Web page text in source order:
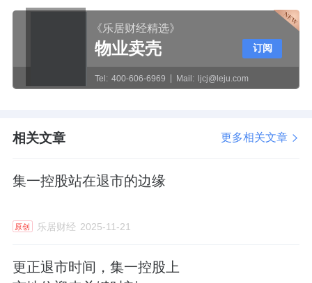
《乐居财经精选》
物业卖壳
Tel: 400-606-6969 Mail: ljcj@leju.com
订阅
相关文章 更多相关文章
集一控股站在退市的边缘
原创 乐居财经 2025-11-21
更正退市时间，集一控股上